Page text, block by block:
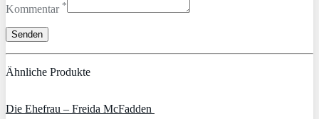
Kommentar *
Ähnliche Produkte
Die Ehefrau – Freida McFadden